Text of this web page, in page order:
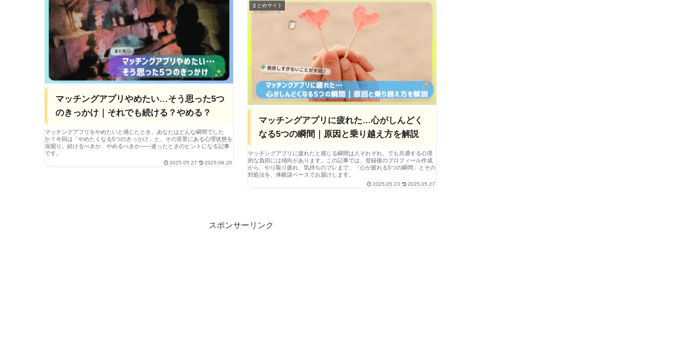
マッチングアプリやめたい…そう思った5つ
のきっかけ｜それでも続ける？やめる？
マッチングアプリをやめたいと感じたとき、あなたはどんな瞬間でした
か？今回は「やめたくなる5つのきっかけ」と、その背景にある心理状態を
深掘り。続けるべきか、やめるべきか――迷ったときのヒントになる記事
です。
2025.05.27 2025.06.20
まとめサイト
マッチングアプリに疲れた…心がしんどく
なる5つの瞬間｜原因と乗り越え方を解説
マッチングアプリに疲れたと感じる瞬間は人それぞれ。でも共通する心理
的な負担には傾向があります。この記事では、登録後のプロフィール作成
から、やり取り疲れ、気持ちのブレまで、「心が疲れる5つの瞬間」とその
対処法を、体験談ベースでお届けします。
2025.05.23 2025.05.27
スポンサーリンク